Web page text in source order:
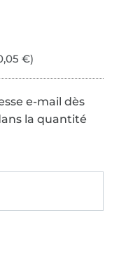
€)
e-mail dès
la quantité